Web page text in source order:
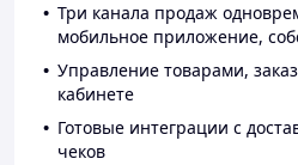
Три канала продаж
мобильное приложение,
Управление товарами,
кабинете
Готовые интеграции с
чеков